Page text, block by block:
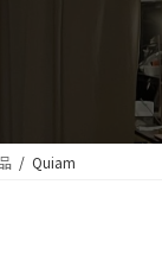
Quiam